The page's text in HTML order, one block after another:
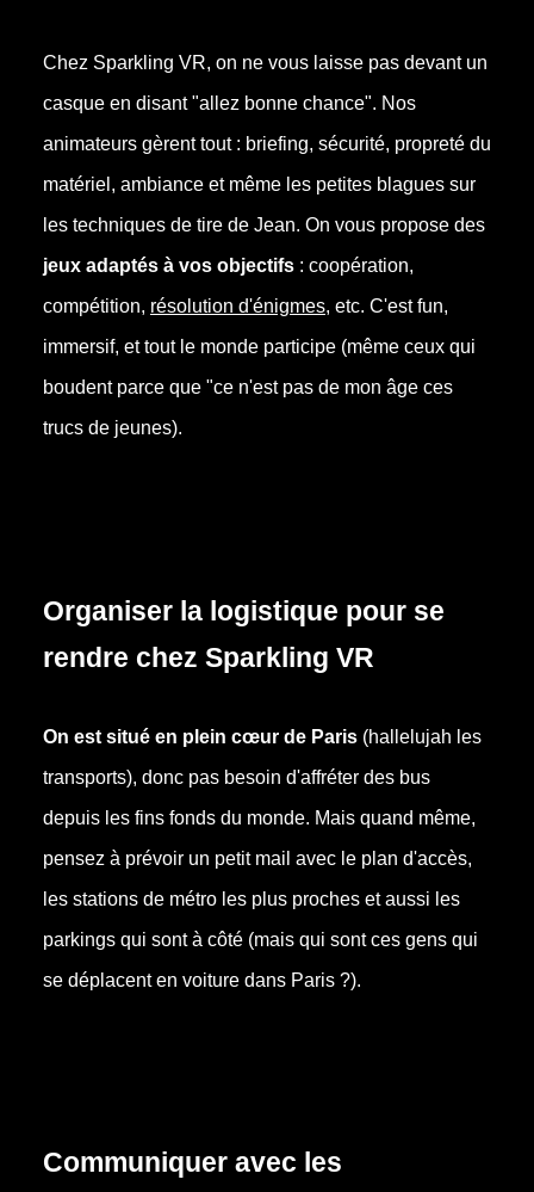
Chez Sparkling VR, on ne vous laisse pas devant un
casque en disant "allez bonne chance". Nos
animateurs gèrent tout : briefing, sécurité, propreté du
matériel, ambiance et même les petites blagues sur
les techniques de tire de Jean. On vous propose des
jeux adaptés à vos objectifs : coopération,
compétition, résolution d'énigmes, etc. C'est fun,
immersif, et tout le monde participe (même ceux qui
boudent parce que "ce n'est pas de mon âge ces
trucs de jeunes).
Organiser la logistique pour se
rendre chez Sparkling VR
On est situé en plein cœur de Paris (hallelujah les
transports), donc pas besoin d'affréter des bus
depuis les fins fonds du monde. Mais quand même,
pensez à prévoir un petit mail avec le plan d'accès,
les stations de métro les plus proches et aussi les
parkings qui sont à côté (mais qui sont ces gens qui
se déplacent en voiture dans Paris ?).
Communiquer avec les